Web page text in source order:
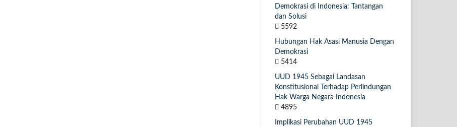
Demokrasi di Indonesia: Tantangan
dan Solusi
5592
Hubungan Hak Asasi Manusia Dengan
Demokrasi
5414
UUD 1945 Sebagai Landasan
Konstitusional Terhadap Perlindungan
Hak Warga Negara Indonesia
4895
Implikasi Perubahan UUD 1945